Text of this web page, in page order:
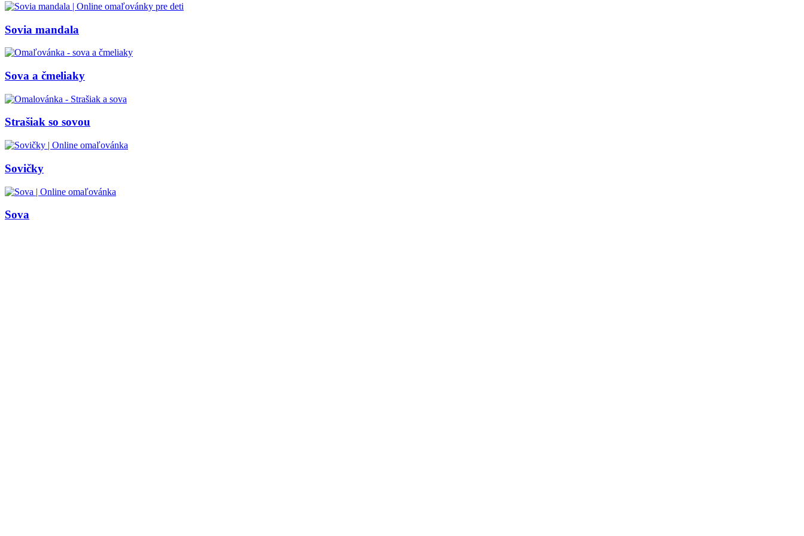
Mandaly
Šport
Valentín / láska
Vesmír
Zima a Vianoce
Sovia mandala
Sova a čmeliaky
Strašiak so sovou
Sovičky
Sova